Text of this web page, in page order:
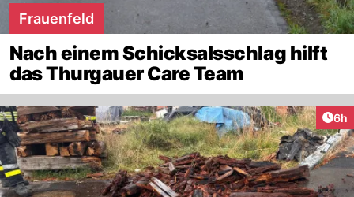
Frauenfeld
Nach einem Schicksalsschlag hilft
das Thurgauer Care Team
6h